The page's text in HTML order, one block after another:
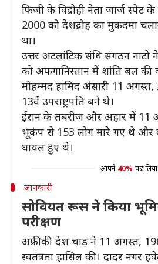
फिजी के विद्रोही नेता जार्ज
2000 को देशद्रोह का मुकदमा
था।
उत्तर अटलांटिक संधि संगठन
को अफगानिस्तान में शांति बल की
मोहम्मद हामिद अंसारी 11
13वें उपराष्ट्रपति बने थे।
ईरान के तबरीज और अहार में
भूकंप से 153 लोग मारे गए थे और
घायल हुए थे।
आपने 40% पढ़
जानकारी
सोवियत रूस ने किया
परीक्षण
अफ्रीकी देश चाड़ ने 11 अगस्त,
स्वतंत्रता हासिल की। दादर नगर